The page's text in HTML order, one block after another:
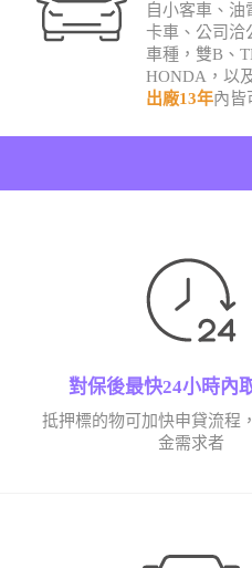
自小客車、
卡車、公司洽
車種，雙B、
HONDA，以
出廠13年內皆
對保後最快24小時內
抵押標的物可加快申貸流程
金需求者